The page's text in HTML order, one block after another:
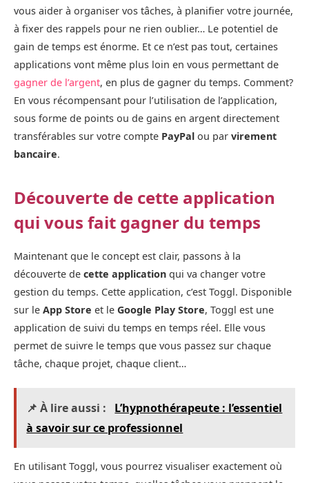
vous aider à organiser vos tâches, à planifier votre journée,
à fixer des rappels pour ne rien oublier… Le potentiel de
gain de temps est énorme. Et ce n’est pas tout, certaines
applications vont même plus loin en vous permettant de
gagner de l’argent, en plus de gagner du temps. Comment?
En vous récompensant pour l’utilisation de l’application,
sous forme de points ou de gains en argent directement
transférables sur votre compte PayPal ou par virement
bancaire.
Découverte de cette application
qui vous fait gagner du temps
Maintenant que le concept est clair, passons à la
découverte de cette application qui va changer votre
gestion du temps. Cette application, c’est Toggl. Disponible
sur le App Store et le Google Play Store, Toggl est une
application de suivi du temps en temps réel. Elle vous
permet de suivre le temps que vous passez sur chaque
tâche, chaque projet, chaque client…
📌 À lire aussi :
L’hypnothérapeute : l’essentiel
à savoir sur ce professionnel
En utilisant Toggl, vous pourrez visualiser exactement où